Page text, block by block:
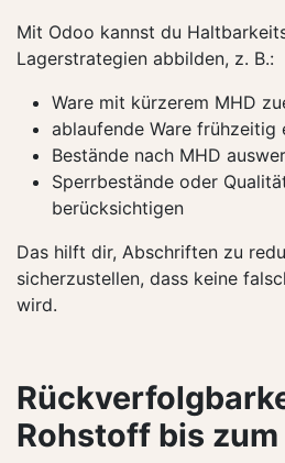
Mit Odoo kannst du
Lagerstrategien abbilden, z. B.:
Ware mit kürzerem MHD
ablaufende Ware frühzeitig
Bestände nach MHD
Sperrbestände oder
berücksichtigen
Das hilft dir, Abschriften zu
sicherzustellen, dass keine
wird.
Rohstoff bis zum